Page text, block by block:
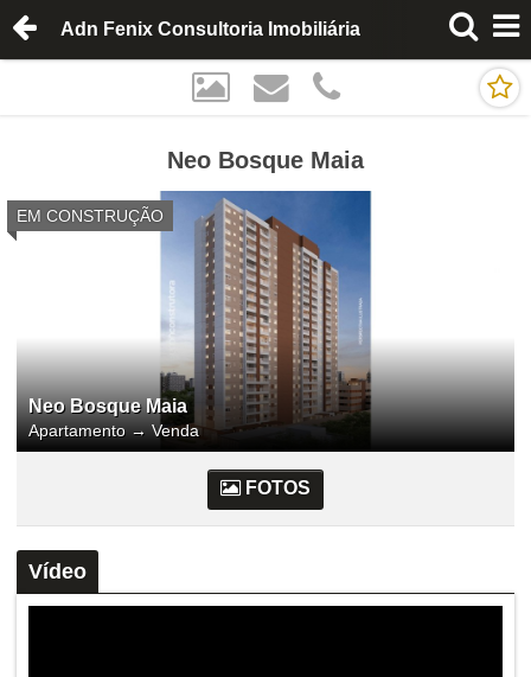
Adn Fenix Consultoria Imobiliária
Neo Bosque Maia
EM CONSTRUÇÃO
Neo Bosque Maia
Apartamento→Venda
FOTOS
Vídeo